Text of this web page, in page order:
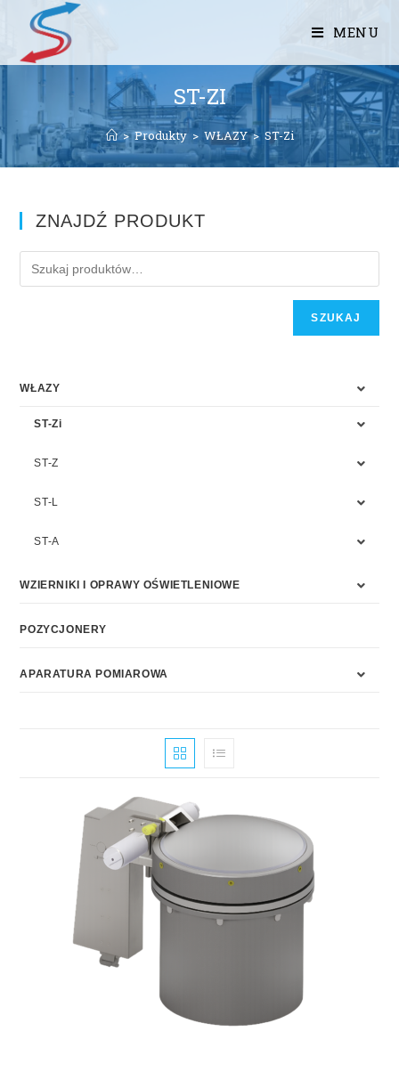
MENU
ST-ZI
> Produkty > WŁAZY > ST-Zi
ZNAJDŹ PRODUKT
SZUKAJ
WŁAZY
ST-Zi
ST-Z
ST-L
ST-A
WZIERNIKI I OPRAWY OŚWIETLENIOWE
POZYCJONERY
APARATURA POMIAROWA